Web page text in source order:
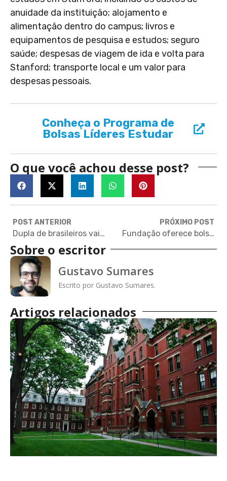
anuidade da instituição; alojamento e
alimentação dentro do campus; livros e
equipamentos de pesquisa e estudos; seguro
saúde; despesas de viagem de ida e volta para
Stanford; transporte local e um valor para
despesas pessoais.
Conheça o Programa de
Bolsas Líderes Estudar
O que você achou desse post?
POST ANTERIOR
Dupla de brasileiros vai a Barcelona participar de final de concurso de inovação
PRÓXIMO POST
Fundação oferece bolsas integrais para MBA em Oxford
Sobre o escritor
Gustavo Sumares
Escrito por Gustavo Sumares.
Artigos relacionados